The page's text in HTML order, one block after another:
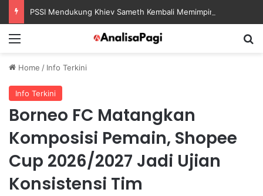
Home / Info Terkini
Info Terkini
Borneo FC Matangkan
Komposisi Pemain, Shopee
Cup 2026/2027 Jadi Ujian
Konsistensi Tim